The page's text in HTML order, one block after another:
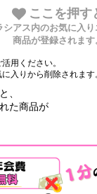
ここを押す
シアス内のお気に入り
商品が登録されます
用ください。
入りから削除されます
、
た商品が